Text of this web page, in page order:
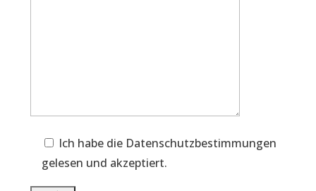
Ich habe die Datenschutzbestimmungen
gelesen und akzeptiert.